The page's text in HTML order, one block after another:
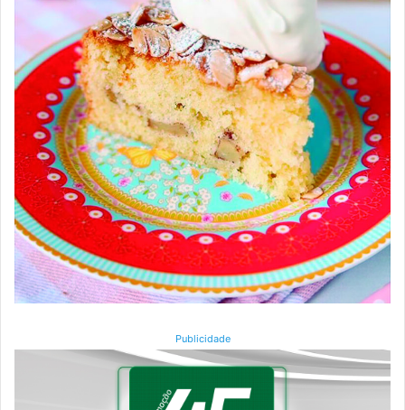
Publicidade